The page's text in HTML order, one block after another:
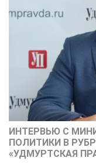
ИНТЕРВЬЮ С
ПОЛИТИКИ В
«УДМУРТСКАЯ